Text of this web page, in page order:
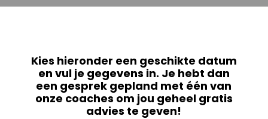
Kies hieronder een geschikte datum
en vul je gegevens in. Je hebt dan
een gesprek gepland met één van
onze coaches om jou geheel gratis
advies te geven!